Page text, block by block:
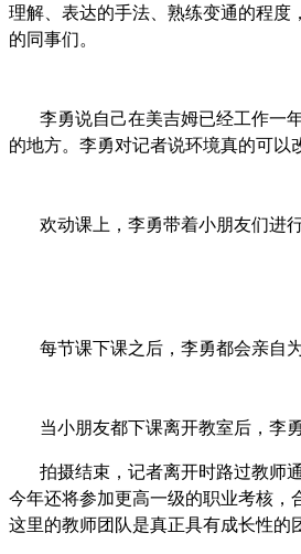
理解、表达的手法、熟练变通的程度
的同事们。
李勇说自己在美吉姆已经工作一
的地方。李勇对记者说环境真的可以
欢动课上，李勇带着小朋友们进
每节课下课之后，李勇都会亲自
当小朋友都下课离开教室后，李
拍摄结束，记者离开时路过教师
今年还将参加更高一级的职业考核，
这里的教师团队是真正具有成长性的